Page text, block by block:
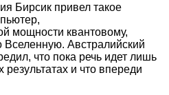
Бирсик привел такое
мощности квантовому,
Австралийский
что пока речь идет лишь
и что впереди